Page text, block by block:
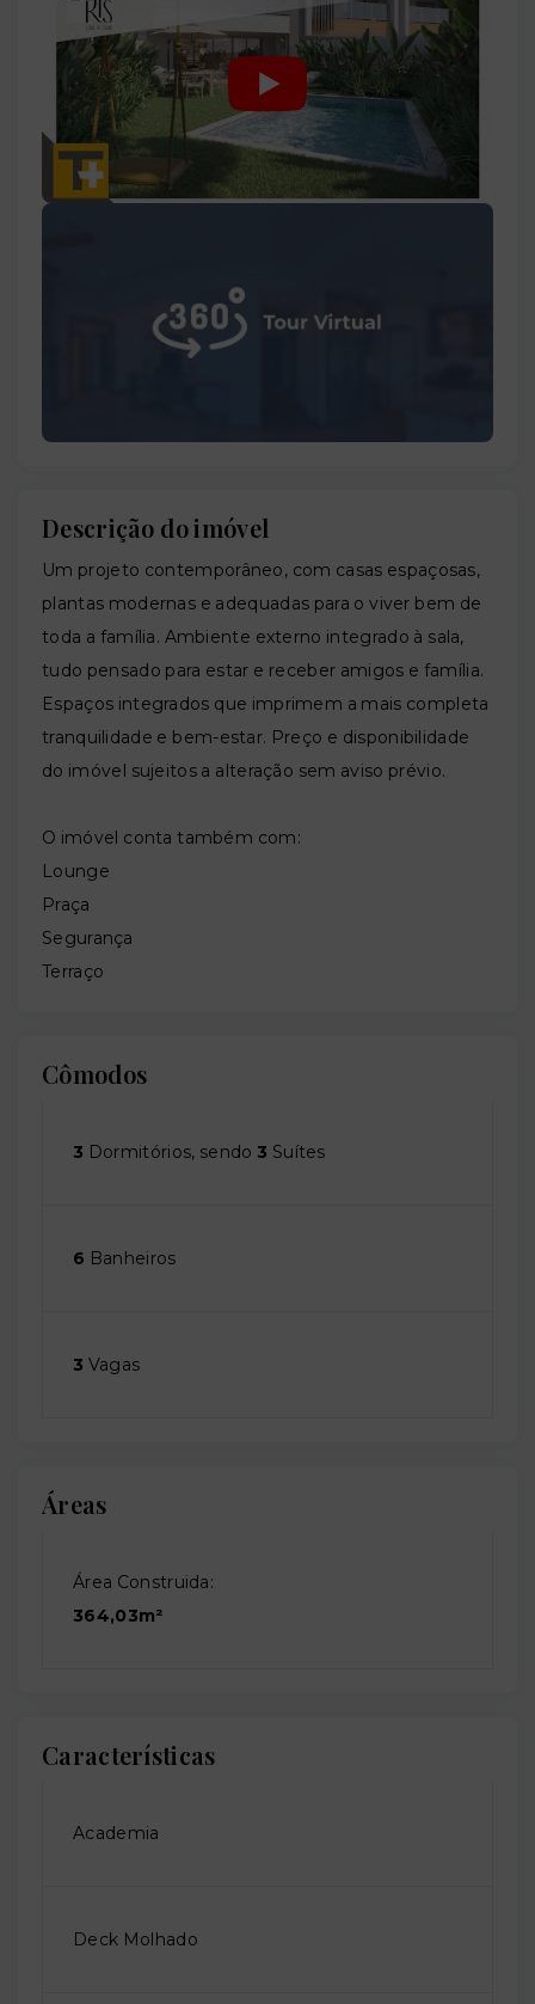
Descrição do imóvel
Um projeto contemporâneo, com casas espaçosas,
plantas modernas e adequadas para o viver bem de
toda a família. Ambiente externo integrado à sala,
tudo pensado para estar e receber amigos e família.
Espaços integrados que imprimem a mais completa
tranquilidade e bem-estar. Preço e disponibilidade
do imóvel sujeitos a alteração sem aviso prévio.
O imóvel conta também com:
Lounge
Praça
Segurança
Terraço
Cômodos
3 Dormitórios, sendo 3 Suítes
6 Banheiros
3 Vagas
Áreas
Área Construida:
364,03m²
Características
Academia
Deck Molhado